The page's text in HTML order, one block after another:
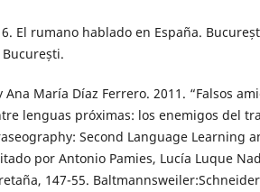
El rumano hablado en España.
Ana María Díaz Ferrero. 2011. “Falsos
lenguas próximas: los enemigos del
Second Language Learning
por Antonio Pamies, Lucía Luque
147-55.